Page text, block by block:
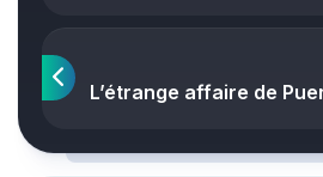
L’étrange affaire de